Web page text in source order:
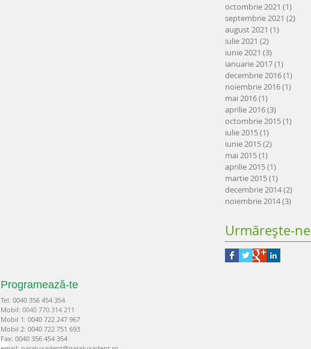
octombrie 2021 (1)
septembrie 2021 (2)
august 2021 (1)
iulie 2021 (2)
iunie 2021 (3)
ianuarie 2017(1)
decembrie 2016(1)
noiembrie 2016(1)
mai 2016(1)
aprilie 2016(3)
octombrie 2015(1)
iulie 2015(1)
iunie 2015(2)
mai 2015(1)
aprilie 2015(1)
martie 2015(1)
decembrie 2014(2)
noiembrie 2014(3)
Urmăreşte-ne
Programează-te
Tel: 0040 356 454 354
Mobil: 0040 770 314 211
Mobil 1: 0040 722 247 967
Mobil 2: 0040 722 751 693
Fax: 0040 356 454 354